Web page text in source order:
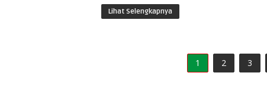
Lihat Selengkapnya
1 2 3